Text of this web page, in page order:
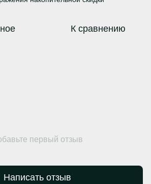
К сравнению
первый отзыв
Написать отзыв